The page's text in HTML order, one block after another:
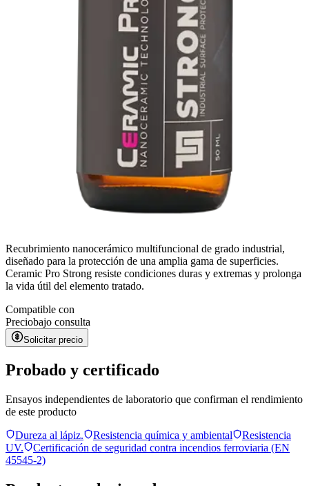
Recubrimiento nanocerámico multifuncional de grado industrial,
diseñado para la protección de una amplia gama de superficies.
Ceramic Pro Strong resiste condiciones duras y extremas y prolonga
la vida útil del elemento tratado.
Compatible con
Preciobajo consulta
Solicitar precio
Probado y certificado
Ensayos independientes de laboratorio que confirman el rendimiento
de este producto
Dureza al lápiz.
Resistencia química y ambiental
Resistencia
UV.
Certificación de seguridad contra incendios ferroviaria (EN
45545-2)